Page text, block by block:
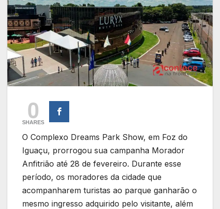
0
SHARES
O Complexo Dreams Park Show, em Foz do
Iguaçu, prorrogou sua campanha Morador
Anfitrião até 28 de fevereiro. Durante esse
período, os moradores da cidade que
acompanharem turistas ao parque ganharão o
mesmo ingresso adquirido pelo visitante, além